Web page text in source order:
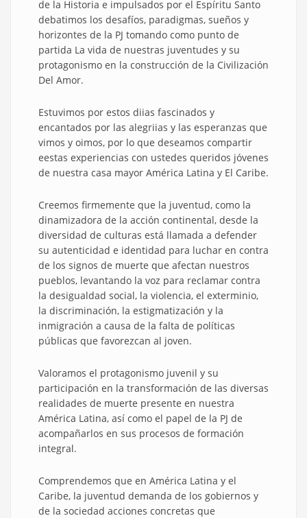
de la Historia e impulsados por el Espíritu Santo
debatimos los desafíos, paradigmas, sueños y
horizontes de la PJ tomando como punto de
partida La vida de nuestras juventudes y su
protagonismo en la construcción de la Civilización
Del Amor.
Estuvimos por estos diias fascinados y
encantados por las alegriias y las esperanzas que
vimos y oimos, por lo que deseamos compartir
eestas experiencias con ustedes queridos jóvenes
de nuestra casa mayor América Latina y El Caribe.
Creemos firmemente que la juventud, como la
dinamizadora de la acción continental, desde la
diversidad de culturas está llamada a defender
su autenticidad e identidad para luchar en contra
de los signos de muerte que afectan nuestros
pueblos, levantando la voz para reclamar contra
la desigualdad social, la violencia, el exterminio,
la discriminación, la estigmatización y la
inmigración a causa de la falta de políticas
públicas que favorezcan al joven.
Valoramos el protagonismo juvenil y su
participación en la transformación de las diversas
realidades de muerte presente en nuestra
América Latina, así como el papel de la PJ de
acompañarlos en sus procesos de formación
integral.
Comprendemos que en América Latina y el
Caribe, la juventud demanda de los gobiernos y
de la sociedad acciones concretas que